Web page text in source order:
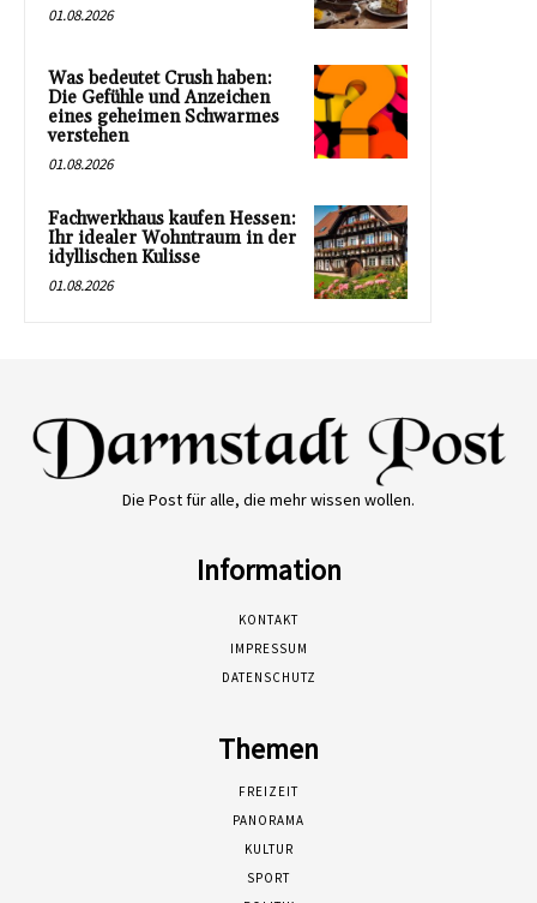
01.08.2026
Was bedeutet Crush haben:
Die Gefühle und Anzeichen
eines geheimen Schwarmes
verstehen
01.08.2026
Fachwerkhaus kaufen Hessen:
Ihr idealer Wohntraum in der
idyllischen Kulisse
01.08.2026
Die Post für alle, die mehr wissen wollen.
Information
KONTAKT
IMPRESSUM
DATENSCHUTZ
Themen
FREIZEIT
PANORAMA
KULTUR
SPORT